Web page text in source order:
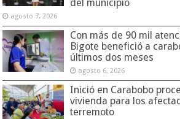
del municipio
agosto 7, 2026
Con más de 90 mil
Bigote benefició a
últimos dos meses
agosto 6, 2026
Inició en Carabobo
vivienda para los
terremoto